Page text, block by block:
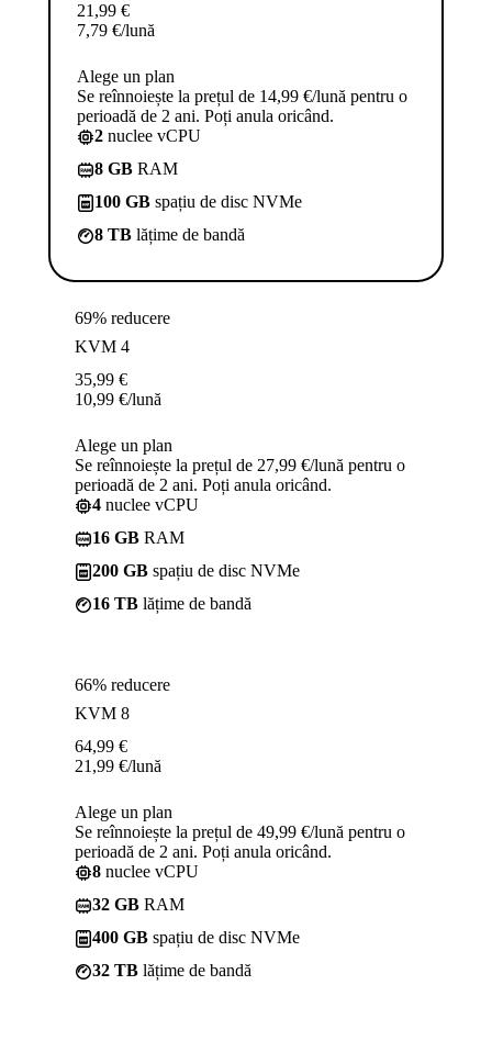
21,99 €
7,79 €/lună
Alege un plan
Se reînnoiește la prețul de 14,99 €/lună pentru o
perioadă de 2 ani. Poți anula oricând.
2 nuclee vCPU
8 GB RAM
100 GB spațiu de disc NVMe
8 TB lățime de bandă
69% reducere
KVM 4
35,99 €
10,99 €/lună
Alege un plan
Se reînnoiește la prețul de 27,99 €/lună pentru o
perioadă de 2 ani. Poți anula oricând.
4 nuclee vCPU
16 GB RAM
200 GB spațiu de disc NVMe
16 TB lățime de bandă
66% reducere
KVM 8
64,99 €
21,99 €/lună
Alege un plan
Se reînnoiește la prețul de 49,99 €/lună pentru o
perioadă de 2 ani. Poți anula oricând.
8 nuclee vCPU
32 GB RAM
400 GB spațiu de disc NVMe
32 TB lățime de bandă